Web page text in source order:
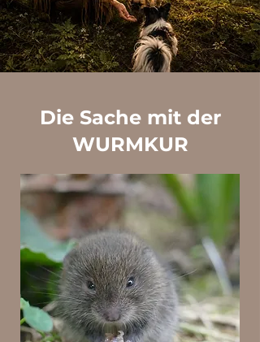
Die Sache mit der
WURMKUR